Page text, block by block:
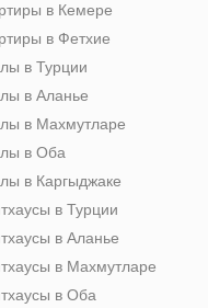
в Кемере
в Фетхие
в Турции
в Аланье
в Махмутларе
в Оба
в Каргыджаке
в Турции
в Аланье
в Махмутларе
в Оба